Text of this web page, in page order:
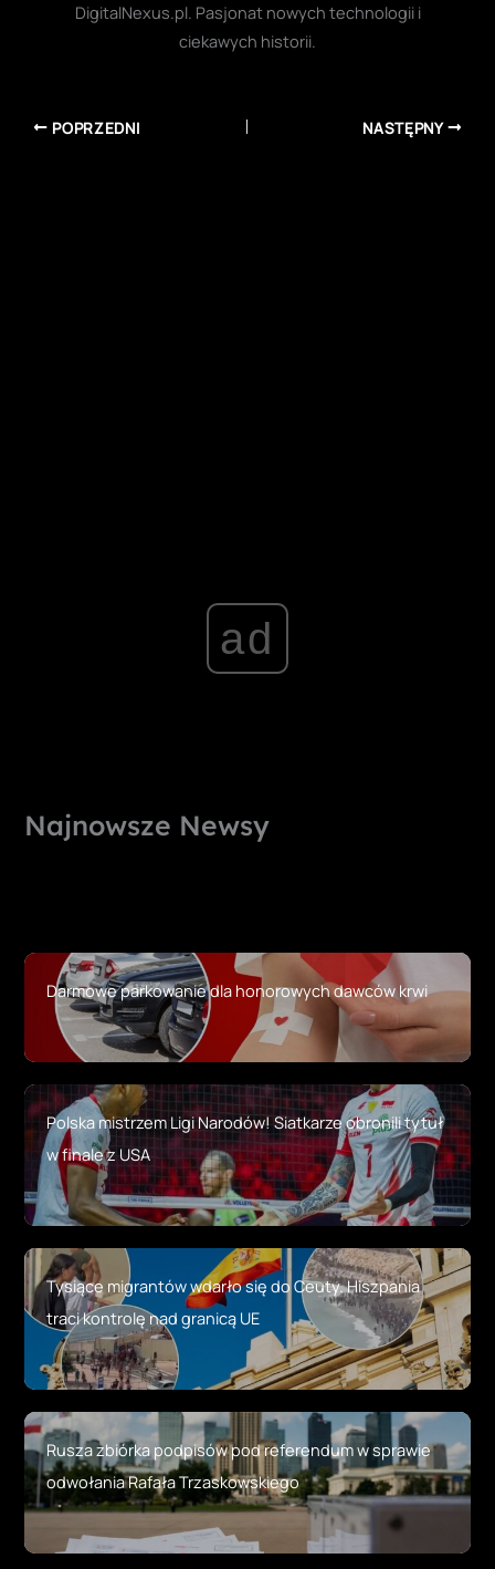
DigitalNexus.pl. Pasjonat nowych technologii i
ciekawych historii.
POPRZEDNI NASTĘPNY
ad
Najnowsze Newsy
Darmowe parkowanie dla honorowych dawców krwi
Polska mistrzem Ligi Narodów! Siatkarze obronili tytuł
w finale z USA
Tysiące migrantów wdarło się do Ceuty. Hiszpania
traci kontrolę nad granicą UE
Rusza zbiórka podpisów pod referendum w sprawie
odwołania Rafała Trzaskowskiego